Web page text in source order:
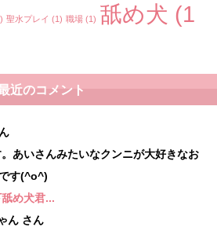
聖水プレイ (1) 職場 (1) 舐め犬 (1
近のコメント
あいさんみたいなクンニが大好きなお
す(^o^)
め犬君...
ん さん